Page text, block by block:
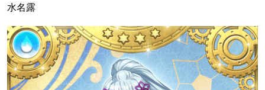
水名露